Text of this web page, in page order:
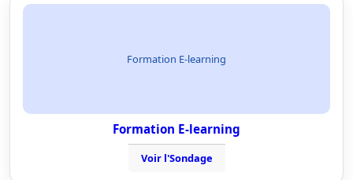
Formation E-learning
Formation E-learning
Voir l'Sondage